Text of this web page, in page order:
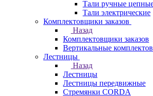
Тали ручные
Тали электрические
Комплектовщики заказов
Назад
Комплектовщики заказов
Вертикальные
Лестницы
Назад
Лестницы
Лестницы передвижные
Стремянки CORDA